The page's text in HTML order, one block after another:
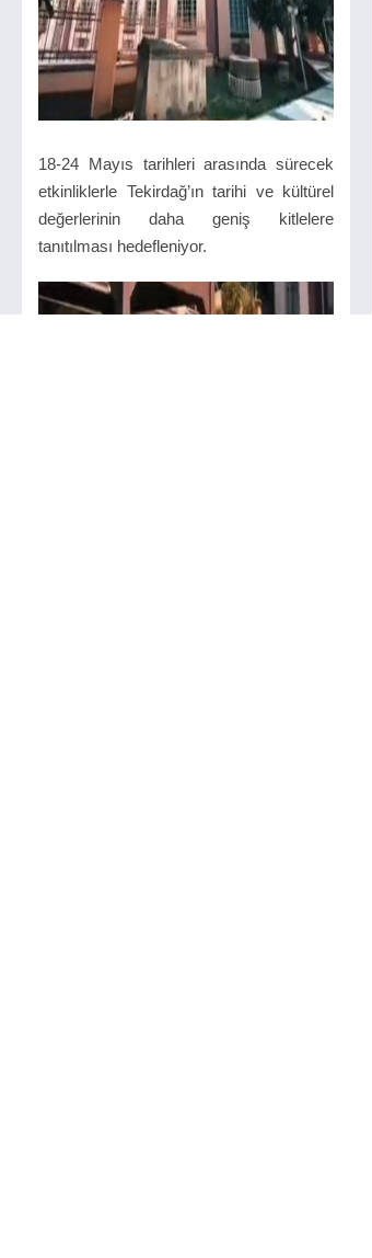
18-24 Mayıs tarihleri arasında sürecek
etkinliklerle Tekirdağ’ın tarihi ve kültürel
değerlerinin daha geniş kitlelere
tanıtılması hedefleniyor.